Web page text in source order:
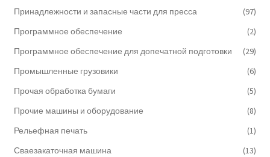
Принадлежности и запасные части для пресса
(97)
Программное обеспечение
(2)
Программное обеспечение для допечатной подготовки
(29)
Промышленные грузовики
(6)
Прочая обработка бумаги
(5)
Прочие машины и оборудование
(8)
Рельефная печать
(1)
Сваезакаточная машина
(13)